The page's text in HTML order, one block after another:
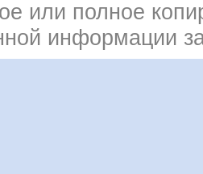
или полное
информации